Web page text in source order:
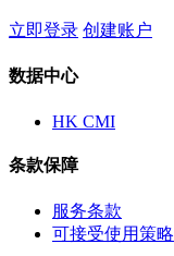
立即登录 创建账户
数据中心
HK CMI
条款保障
服务条款
可接受使用策略